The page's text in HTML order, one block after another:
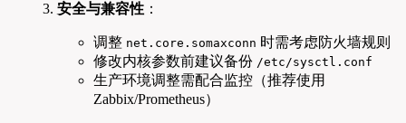
安全与兼容性 ：
调整 net.core.somaxconn 时需考虑防火墙规则
修改内核参数前建议备份 /etc/sysctl.conf
生产环境调整需配合监控（推荐使用
Zabbix/Prometheus）